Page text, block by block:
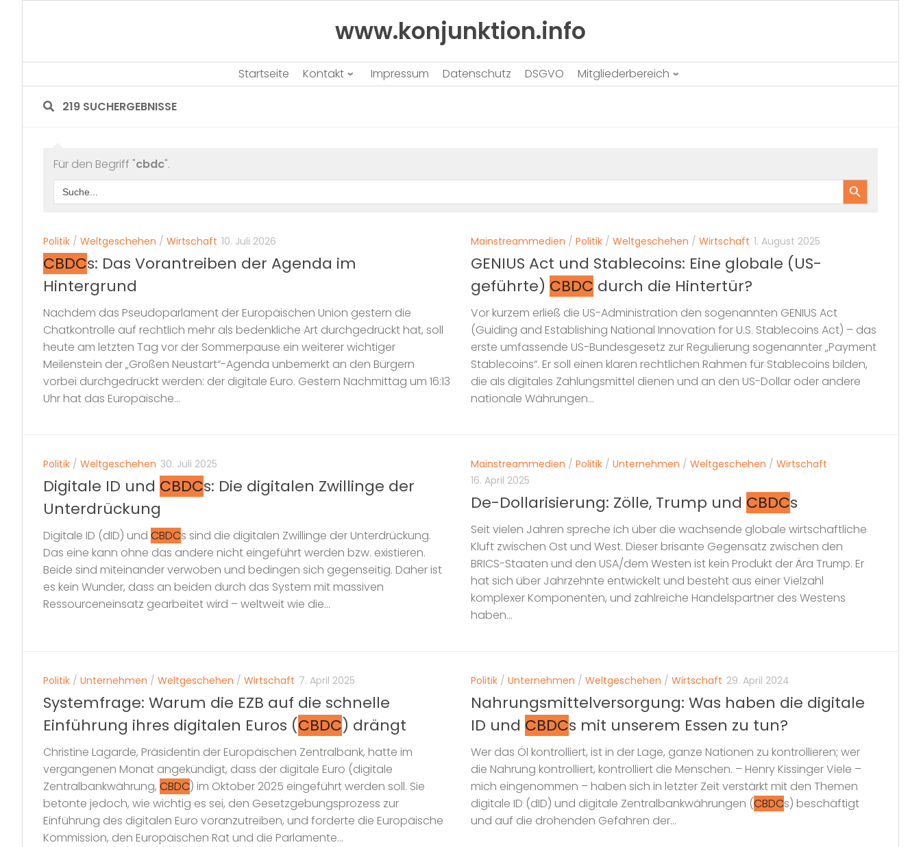
www.konjunktion.info
Startseite Kontakt Impressum Datenschutz DSGVO Mitgliederbereich
219 SUCHERGEBNISSE
Für den Begriff "cbdc".
Search
for:
Search Button
Politik / Weltgeschehen / Wirtschaft 10. Juli 2026
CBDCs: Das Vorantreiben der Agenda im
Hintergrund
Nachdem das Pseudoparlament der Europäischen Union gestern die
Chatkontrolle auf rechtlich mehr als bedenkliche Art durchgedrückt hat, soll
heute am letzten Tag vor der Sommerpause ein weiterer wichtiger
Meilenstein der „Großen Neustart“-Agenda unbemerkt an den Bürgern
vorbei durchgedrückt werden: der digitale Euro. Gestern Nachmittag um 16:13
Uhr hat das Europäische...
Mainstreammedien / Politik / Weltgeschehen / Wirtschaft 1. August 2025
GENIUS Act und Stablecoins: Eine globale (US-
geführte) CBDC durch die Hintertür?
Vor kurzem erließ die US-Administration den sogenannten GENIUS Act
(Guiding and Establishing National Innovation for U.S. Stablecoins Act) – das
erste umfassende US-Bundesgesetz zur Regulierung sogenannter „Payment
Stablecoins“. Er soll einen klaren rechtlichen Rahmen für Stablecoins bilden,
die als digitales Zahlungsmittel dienen und an den US-Dollar oder andere
nationale Währungen...
Politik / Weltgeschehen 30. Juli 2025
Digitale ID und CBDCs: Die digitalen Zwillinge der
Unterdrückung
Digitale ID (dID) und CBDCs sind die digitalen Zwillinge der Unterdrückung.
Das eine kann ohne das andere nicht eingeführt werden bzw. existieren.
Beide sind miteinander verwoben und bedingen sich gegenseitig. Daher ist
es kein Wunder, dass an beiden durch das System mit massiven
Ressourceneinsatz gearbeitet wird – weltweit wie die...
Mainstreammedien / Politik / Unternehmen / Weltgeschehen / Wirtschaft
16. April 2025
De-Dollarisierung: Zölle, Trump und CBDCs
Seit vielen Jahren spreche ich über die wachsende globale wirtschaftliche
Kluft zwischen Ost und West. Dieser brisante Gegensatz zwischen den
BRICS-Staaten und den USA/dem Westen ist kein Produkt der Ära Trump. Er
hat sich über Jahrzehnte entwickelt und besteht aus einer Vielzahl
komplexer Komponenten, und zahlreiche Handelspartner des Westens
haben...
Politik / Unternehmen / Weltgeschehen / Wirtschaft 7. April 2025
Systemfrage: Warum die EZB auf die schnelle
Einführung ihres digitalen Euros (CBDC) drängt
Christine Lagarde, Präsidentin der Europäischen Zentralbank, hatte im
vergangenen Monat angekündigt, dass der digitale Euro (digitale
Zentralbankwährung, CBDC) im Oktober 2025 eingeführt werden soll. Sie
betonte jedoch, wie wichtig es sei, den Gesetzgebungsprozess zur
Einführung des digitalen Euro voranzutreiben, und forderte die Europäische
Kommission, den Europäischen Rat und die Parlamente...
Politik / Unternehmen / Weltgeschehen / Wirtschaft 29. April 2024
Nahrungsmittelversorgung: Was haben die digitale
ID und CBDCs mit unserem Essen zu tun?
Wer das Öl kontrolliert, ist in der Lage, ganze Nationen zu kontrollieren; wer
die Nahrung kontrolliert, kontrolliert die Menschen. – Henry Kissinger Viele –
mich eingenommen – haben sich in letzter Zeit verstärkt mit den Themen
digitale ID (dID) und digitale Zentralbankwährungen (CBDCs) beschäftigt
und auf die drohenden Gefahren der...